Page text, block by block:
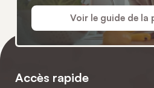
Voir le guide de la
Accès rapide